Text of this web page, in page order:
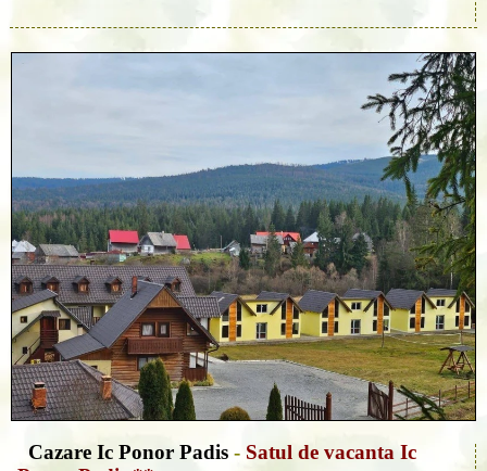
Cazare Ic Ponor Padis - Satul de vacanta Ic